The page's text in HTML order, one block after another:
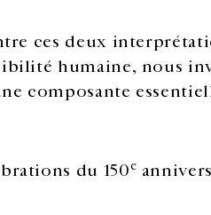
ces deux
humaine, nous
composante
du 150e